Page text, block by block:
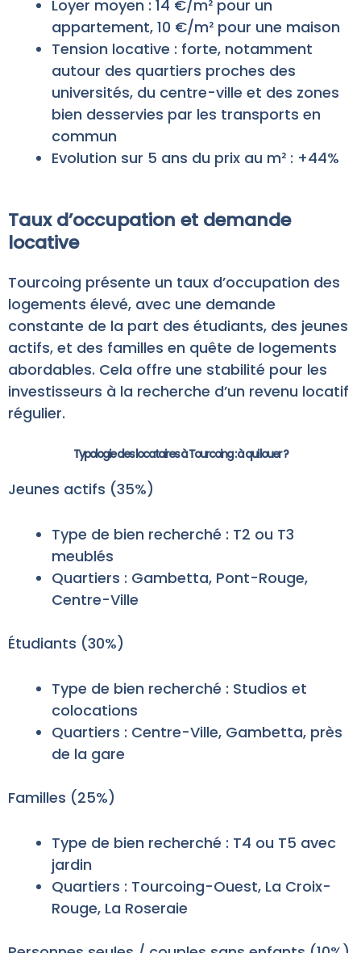
Loyer moyen : 14 €/m² pour un
appartement, 10 €/m² pour une maison
Tension locative : forte, notamment
autour des quartiers proches des
universités, du centre-ville et des zones
bien desservies par les transports en
commun
Evolution sur 5 ans du prix au m² : +44%
Taux d’occupation et demande
locative
Tourcoing présente un taux d’occupation des
logements élevé, avec une demande
constante de la part des étudiants, des jeunes
actifs, et des familles en quête de logements
abordables. Cela offre une stabilité pour les
investisseurs à la recherche d’un revenu locatif
régulier.
Typologie des locataires à Tourcoing : à qui louer ?
Jeunes actifs (35%)
Type de bien recherché : T2 ou T3
meublés
Quartiers : Gambetta, Pont-Rouge,
Centre-Ville
Étudiants (30%)
Type de bien recherché : Studios et
colocations
Quartiers : Centre-Ville, Gambetta, près
de la gare
Familles (25%)
Type de bien recherché : T4 ou T5 avec
jardin
Quartiers : Tourcoing-Ouest, La Croix-
Rouge, La Roseraie